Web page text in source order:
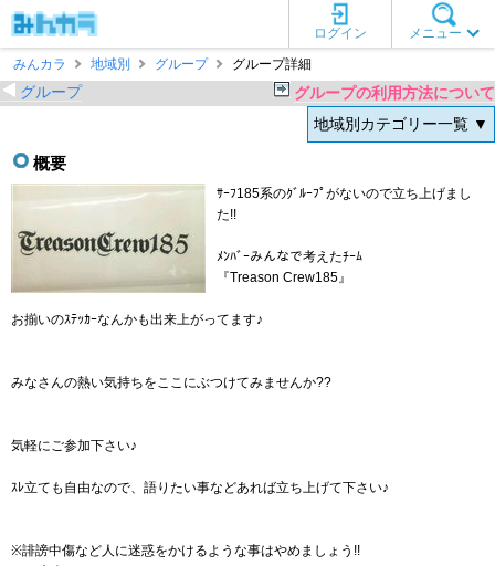
メニュー
ログイン
みんカラ
地域別 グループ グループ詳細
グループ
グループの利用方法について
地域別カテゴリー一覧 ▼
概要
ｻｰﾌ185系のｸﾞﾙｰﾌﾟがないので立ち上げまし
た!!
ﾒﾝﾊﾞｰみんなで考えたﾁｰﾑ
『Treason Crew185』
お揃いのｽﾃｯｶｰなんかも出来上がってます♪
みなさんの熱い気持ちをここにぶつけてみませんか??
気軽にご参加下さい♪
ｽﾚ立ても自由なので、語りたい事などあれば立ち上げて下さい♪
※誹謗中傷など人に迷惑をかけるような事はやめましょう!!